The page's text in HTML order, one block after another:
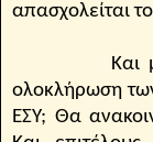
απασχολείται
Και μετά
ολοκλήρωση
ΕΣΥ; Θα